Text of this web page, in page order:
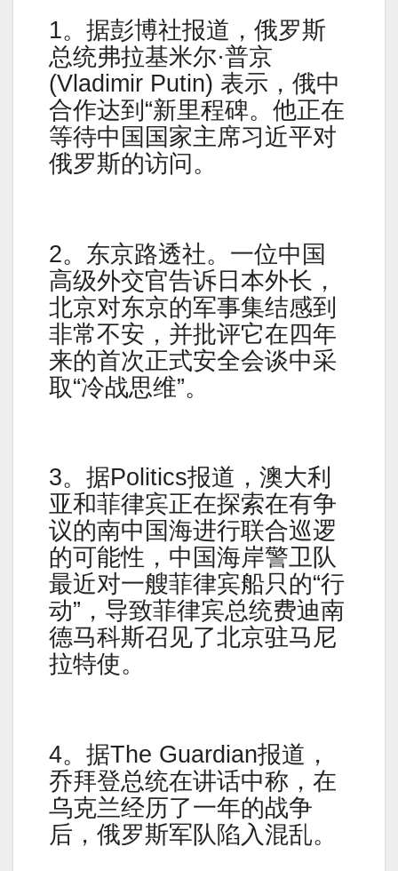
1。据彭博社报道，俄罗斯
总统弗拉基米尔·普京
(Vladimir Putin) 表示，俄中
合作达到“新里程碑。他正在
等待中国国家主席习近平对
俄罗斯的访问。
2。东京路透社。一位中国
高级外交官告诉日本外长，
北京对东京的军事集结感到
非常不安，并批评它在四年
来的首次正式安全会谈中采
取“冷战思维”。
3。据Politics报道，澳大利
亚和菲律宾正在探索在有争
议的南中国海进行联合巡逻
的可能性，中国海岸警卫队
最近对一艘菲律宾船只的“行
动”，导致菲律宾总统费迪南
德马科斯召见了北京驻马尼
拉特使。
4。据The Guardian报道，
乔拜登总统在讲话中称，在
乌克兰经历了一年的战争
后，俄罗斯军队陷入混乱。